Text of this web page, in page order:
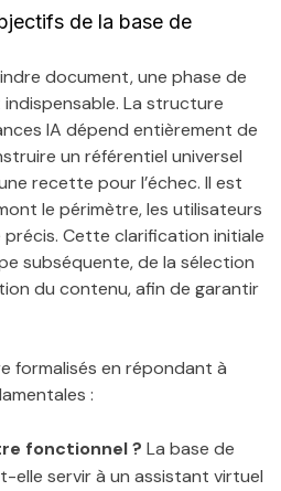
de la base de
document, une phase de
La structure
IA dépend entièrement de
un référentiel universel
recette pour l’échec. Il est
le périmètre, les utilisateurs
précis. Cette clarification initiale
subséquente, de la sélection
du contenu, afin de garantir
formalisés en répondant à
:
fonctionnel ? La base de
elle servir à un assistant virtuel